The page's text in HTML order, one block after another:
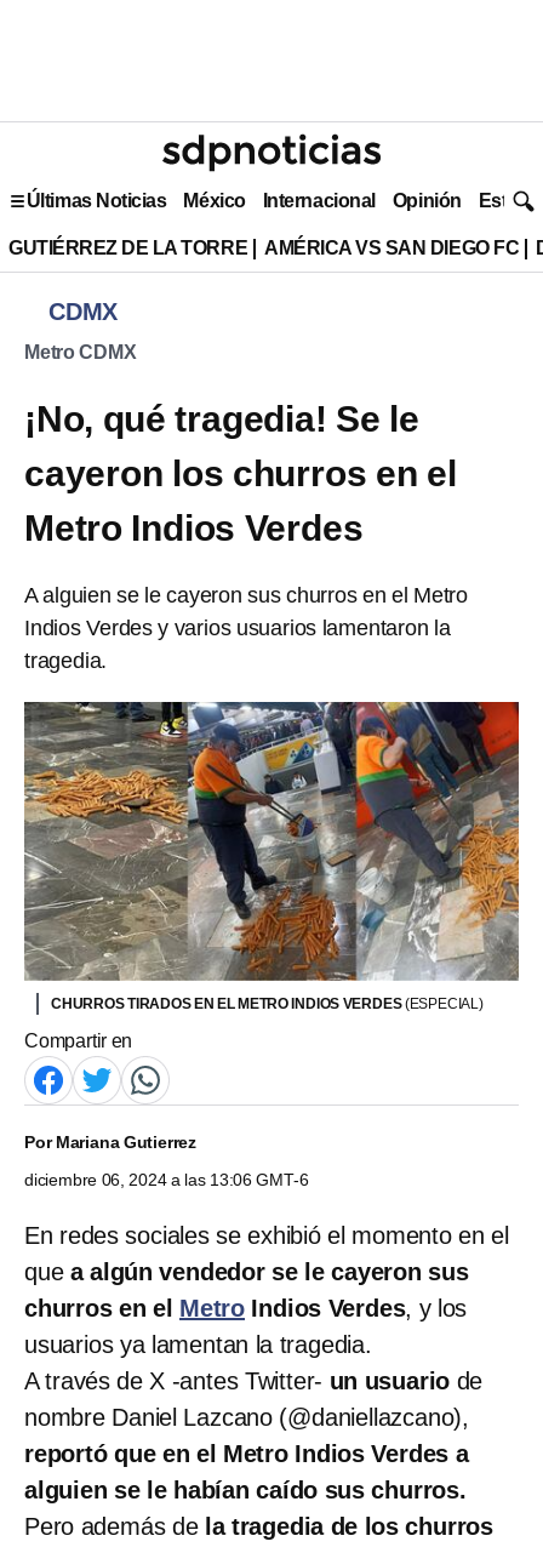
Últimas Noticias México Internacional Opinión Estilo
GUTIÉRREZ DE LA TORRE AMÉRICA VS SAN DIEGO FC
CDMX
Metro CDMX
¡No, qué tragedia! Se le
cayeron los churros en el
Metro Indios Verdes
A alguien se le cayeron sus churros en el Metro
Indios Verdes y varios usuarios lamentaron la
tragedia.
CHURROS TIRADOS EN EL METRO INDIOS VERDES(ESPECIAL)
Compartir en
PorMariana Gutierrez
diciembre 06, 2024 a las 13:06 GMT-6
En redes sociales se exhibió el momento en el
que a algún vendedor se le cayeron sus
churros en el Metro Indios Verdes, y los
usuarios ya lamentan la tragedia.
A través de X -antes Twitter- un usuario de
nombre Daniel Lazcano (@daniellazcano),
reportó que en el Metro Indios Verdes a
alguien se le habían caído sus churros.
Pero además dela tragedia de los churros